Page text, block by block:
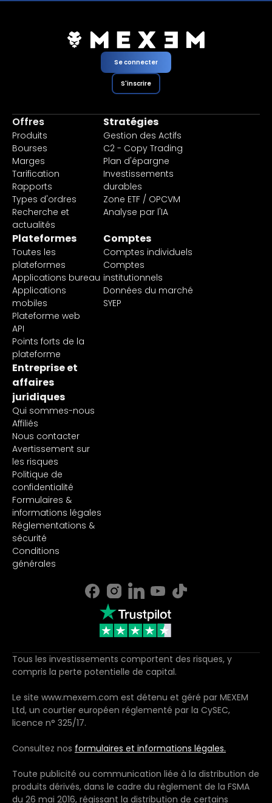
Se connecter
S'inscrire
Offres
Produits
Bourses
Marges
Tarification
Rapports
Types d'ordres
Recherche et
actualités
Stratégies
Gestion des Actifs
C2 - Copy Trading
Plan d'épargne
Investissements
durables
Zone ETF / OPCVM
Analyse par l'IA
Plateformes
Toutes les
plateformes
Applications bureau
Applications
mobiles
Plateforme web
API
Points forts de la
plateforme
Comptes
Comptes individuels
Comptes
institutionnels
Données du marché
SYEP
Entreprise et
affaires
juridiques
Qui sommes-nous
Affiliés
Nous contacter
Avertissement sur
les risques
Politique de
confidentialité
Formulaires &
informations légales
Réglementations &
sécurité
Conditions
générales
Tous les investissements comportent des risques, y
compris la perte potentielle de capital.
Le site www.mexem.com est détenu et géré par MEXEM
Ltd, un courtier européen réglementé par la CySEC,
licence n° 325/17.
Consultez nos formulaires et informations légales.
Toute publicité ou communication liée à la distribution de
produits dérivés, dans le cadre du règlement de la FSMA
du 26 mai 2016, régissant la distribution de certains